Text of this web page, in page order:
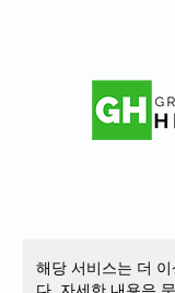
해당 서비스는 더
다. 자세한 내용은